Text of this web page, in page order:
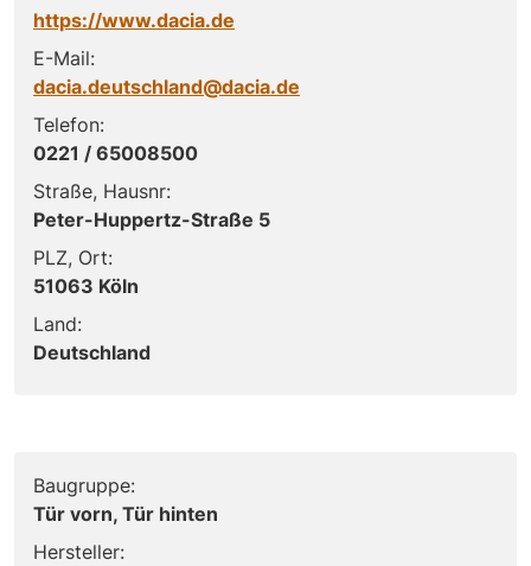
https://www.dacia.de
E-Mail:
dacia.deutschland@dacia.de
Telefon:
0221 / 65008500
Straße, Hausnr:
Peter-Huppertz-Straße 5
PLZ, Ort:
51063 Köln
Land:
Deutschland
Baugruppe:
Tür vorn, Tür hinten
Hersteller: